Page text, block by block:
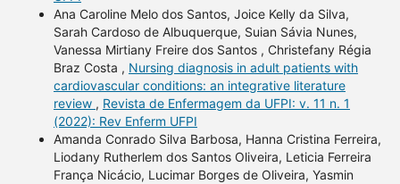
Ana Caroline Melo dos Santos, Joice Kelly da Silva,
Sarah Cardoso de Albuquerque, Suian Sávia Nunes,
Vanessa Mirtiany Freire dos Santos , Christefany Régia
Braz Costa , Nursing diagnosis in adult patients with
cardiovascular conditions: an integrative literature
review , Revista de Enfermagem da UFPI: v. 11 n. 1
(2022): Rev Enferm UFPI
Amanda Conrado Silva Barbosa, Hanna Cristina Ferreira,
Liodany Rutherlem dos Santos Oliveira, Leticia Ferreira
França Nicácio, Lucimar Borges de Oliveira, Yasmin